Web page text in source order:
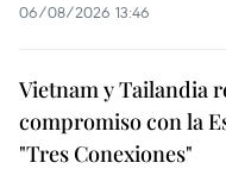
06/08/2026 13:46
Vietnam y Tailandia
compromiso con la
"Tres Conexiones"